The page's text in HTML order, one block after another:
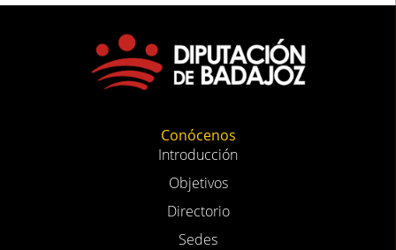
Conócenos
Introducción
Objetivos
Directorio
Sedes